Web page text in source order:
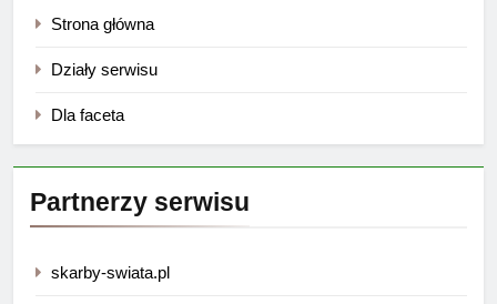
Strona główna
Działy serwisu
Dla faceta
Partnerzy serwisu
skarby-swiata.pl